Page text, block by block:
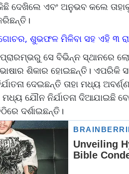
ଦେଖିଲେ ଏବଂ ଅନୁଭବ କଲେ
ଶୁଭଫଳ ମିଳିବା ସହ ଏହି ୩
ସେ ବିଭିନ୍ନ ସ୍ଥାନରେ
ଶିକାର ହୋଇଛନ୍ତି। ଏପରିକି
ଦେଇଛନ୍ତି ତାହା ମଧ୍ୟ
ମଧ୍ୟ ଯୌନ ନିର୍ଯାତନା ଦିଆଯାଇଛି
ଦର୍ଶାଇଛନ୍ତି।